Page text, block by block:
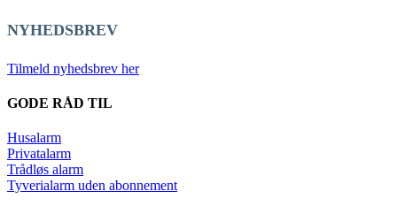
NYHEDSBREV
Tilmeld nyhedsbrev her
GODE RÅD TIL
Husalarm
Privatalarm
Trådløs alarm
Tyverialarm uden abonnement